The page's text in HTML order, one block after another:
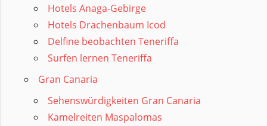
Hotels Anaga-Gebirge
Hotels Drachenbaum Icod
Delfine beobachten Teneriffa
Surfen lernen Teneriffa
Gran Canaria
Sehenswürdigkeiten Gran Canaria
Kamelreiten Maspalomas